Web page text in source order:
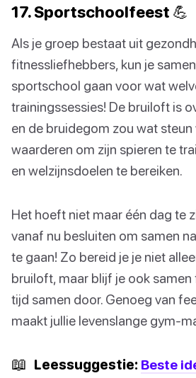
17. Sportschoolfeest 💪
Als je groep bestaat uit
fitnessliefhebbers, kun je
sportschool gaan voor wat
trainingssessies! De bruiloft is
en de bruidegom zou wat steun
waarderen om zijn spieren te
en welzijnsdoelen te bereiken.
Het hoeft niet maar één dag te
vanaf nu besluiten om samen
te gaan! Zo bereid je je niet
bruiloft, maar blijf je ook samen
tijd samen door. Genoeg van
maakt jullie levenslange gym-
📖 Leessuggestie: Beste